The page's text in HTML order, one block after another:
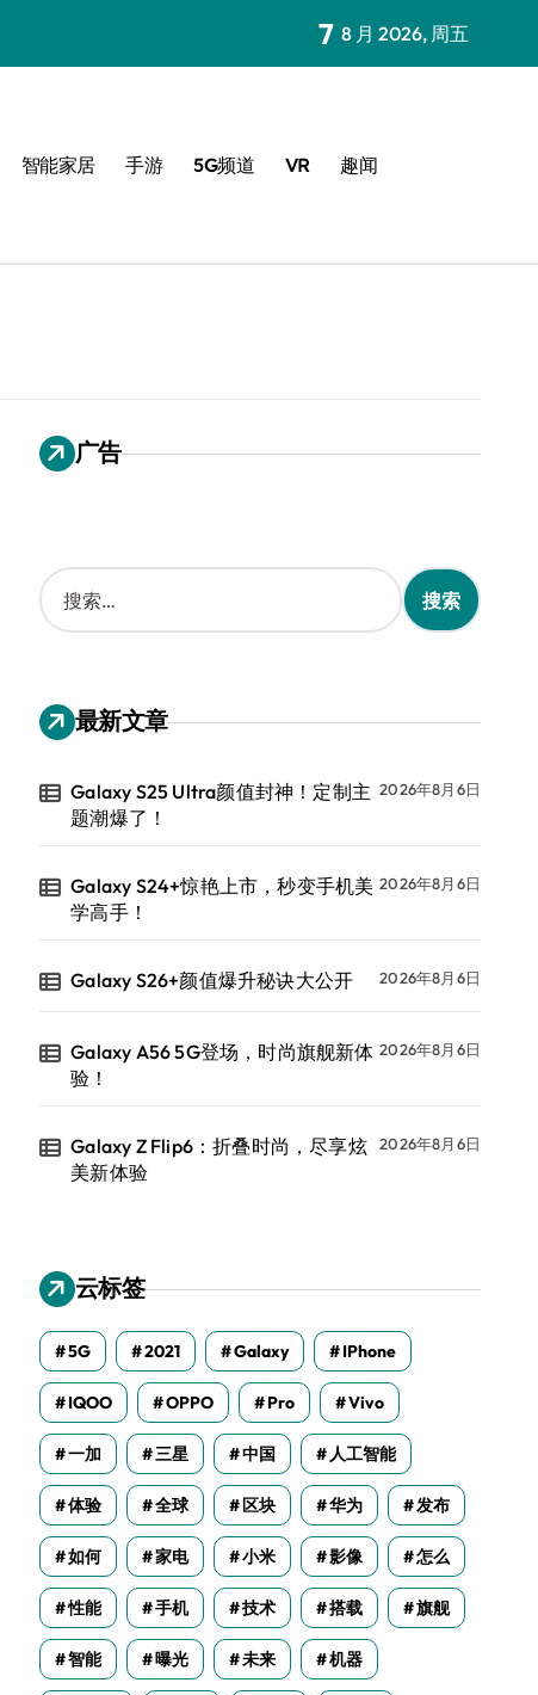
7 8 月 2026, 周五
智能家居 手游 5G频道 VR 趣闻
广告
搜
索
：
最新文章
Galaxy S25 Ultra颜值封神！定制主
题潮爆了！
2026年8月6日
Galaxy S24+惊艳上市，秒变手机美
学高手！
2026年8月6日
Galaxy S26+颜值爆升秘诀大公开 2026年8月6日
Galaxy A56 5G登场，时尚旗舰新体
验！
2026年8月6日
Galaxy Z Flip6：折叠时尚，尽享炫
美新体验
2026年8月6日
云标签
5G 2021 Galaxy IPhone
IQOO OPPO Pro Vivo
一加 三星 中国 人工智能
体验 全球 区块 华为 发布
如何 家电 小米 影像 怎么
性能 手机 技术 搭载 旗舰
智能 曝光 未来 机器